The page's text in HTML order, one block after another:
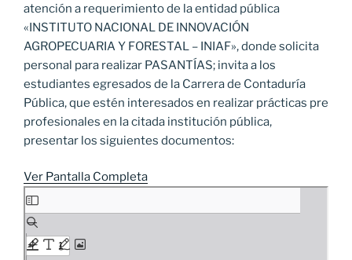
atención a requerimiento de la entidad pública
«INSTITUTO NACIONAL DE INNOVACIÓN
AGROPECUARIA Y FORESTAL – INIAF», donde solicita
personal para realizar PASANTÍAS; invita a los
estudiantes egresados de la Carrera de Contaduría
Pública, que estén interesados en realizar prácticas pre
profesionales en la citada institución pública,
presentar los siguientes documentos:
Ver Pantalla Completa
Saltar
al
contenido
del